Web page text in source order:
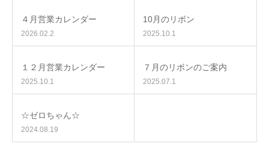
４月営業カレンダー
2026.02.2
10月のリボン
2025.10.1
１２月営業カレンダー
2025.10.1
７月のリボンのご案内
2025.07.1
☆ゼロちゃん☆
2024.08.19